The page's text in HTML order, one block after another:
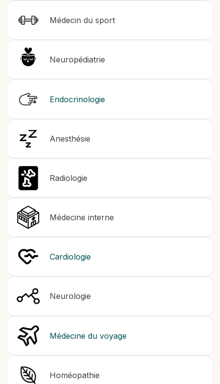
Médecin du sport
Neuropédiatrie
Endocrinologie
Anesthésie
Radiologie
Médecine interne
Cardiologie
Neurologie
Médecine du voyage
Homéopathie